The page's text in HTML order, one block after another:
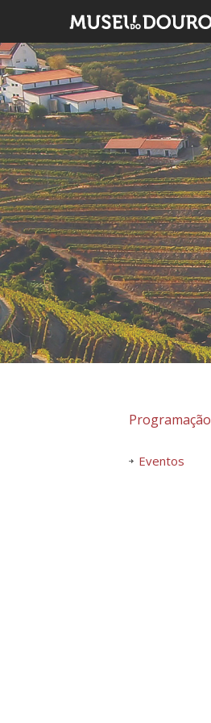
Programação
Eventos